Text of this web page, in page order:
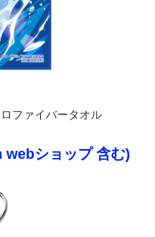
ファイバータオル
ショップ 含む)